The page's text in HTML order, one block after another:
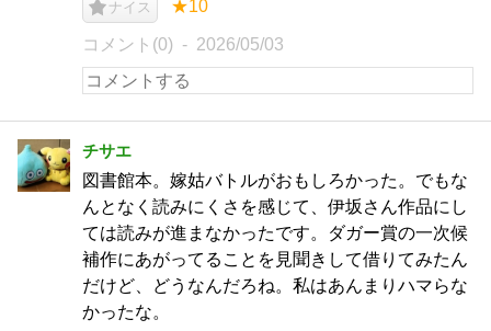
ナイス ★10
コメント(0) 2026/05/03
チサエ
図書館本。嫁姑バトルがおもしろかった。でもな
んとなく読みにくさを感じて、伊坂さん作品にし
ては読みが進まなかったです。ダガー賞の一次候
補作にあがってることを見聞きして借りてみたん
だけど、どうなんだろね。私はあんまりハマらな
かったな。